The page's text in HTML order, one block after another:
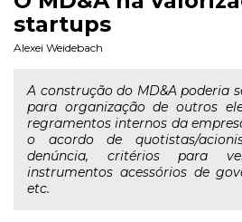
startups
Alexei Weidebach
A construção do MD&A poderia
para organização de outros
regramentos internos da
o acordo de quotistas/
denúncia, critérios para
instrumentos acessórios de
etc.